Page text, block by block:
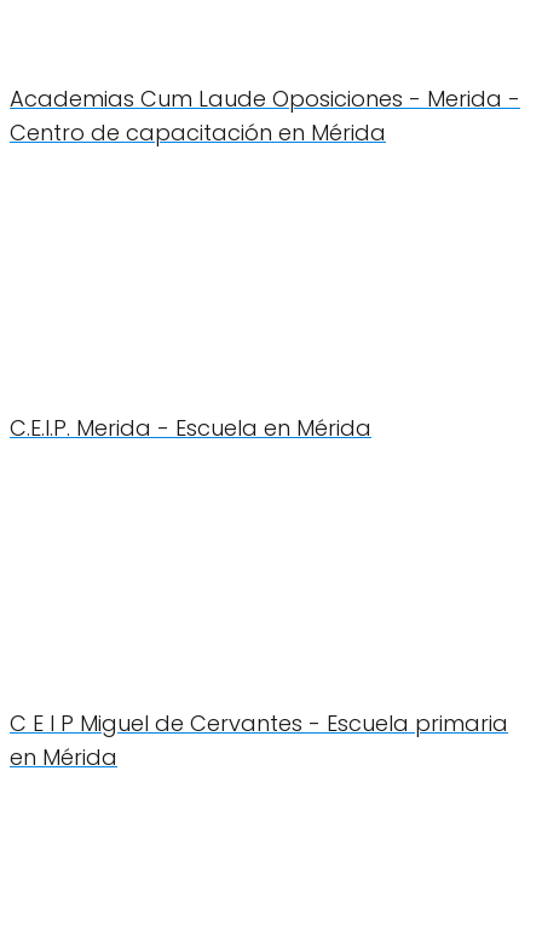
Academias Cum Laude Oposiciones - Merida -
Centro de capacitación en Mérida
C.E.I.P. Merida - Escuela en Mérida
C E I P Miguel de Cervantes - Escuela primaria
en Mérida